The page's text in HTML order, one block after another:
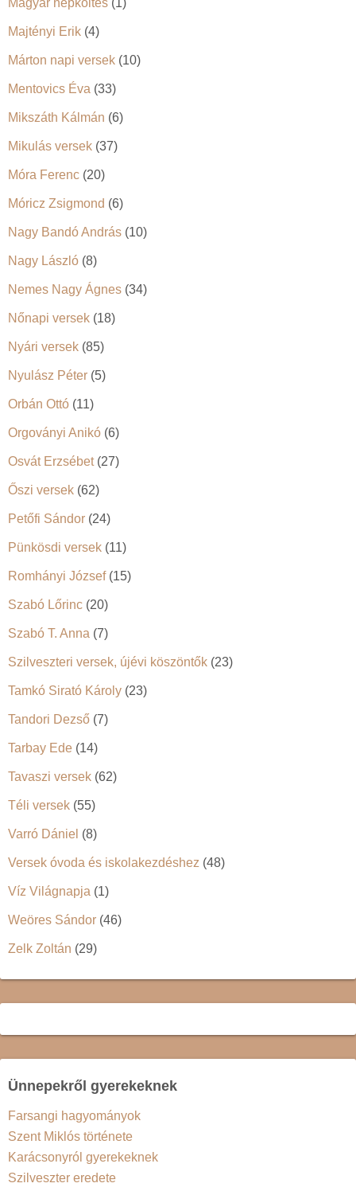
Majtényi Erik (4)
Márton napi versek (10)
Mentovics Éva (33)
Mikszáth Kálmán (6)
Mikulás versek (37)
Móra Ferenc (20)
Móricz Zsigmond (6)
Nagy Bandó András (10)
Nagy László (8)
Nemes Nagy Ágnes (34)
Nőnapi versek (18)
Nyári versek (85)
Nyulász Péter (5)
Orbán Ottó (11)
Orgoványi Anikó (6)
Osvát Erzsébet(27)
Őszi versek (62)
Petőfi Sándor (24)
Pünkösdi versek (11)
Romhányi József(15)
Szabó Lőrinc (20)
Szabó T. Anna (7)
Szilveszteri versek, újévi köszöntők (23)
Tamkó Sirató Károly (23)
Tandori Dezső (7)
Tarbay Ede (14)
Tavaszi versek (62)
Téli versek (55)
Varró Dániel (8)
Versek óvoda és iskolakezdéshez (48)
Víz Világnapja (1)
Weöres Sándor (46)
Zelk Zoltán (29)
Ünnepekről gyerekeknek
Farsangi hagyományok
Szent Miklós története
Karácsonyról gyerekeknek
Szilveszter eredete